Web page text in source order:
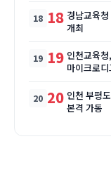
18 경남교육
개최
19 인천교육
마이크로
20 인천 부평
본격 가동